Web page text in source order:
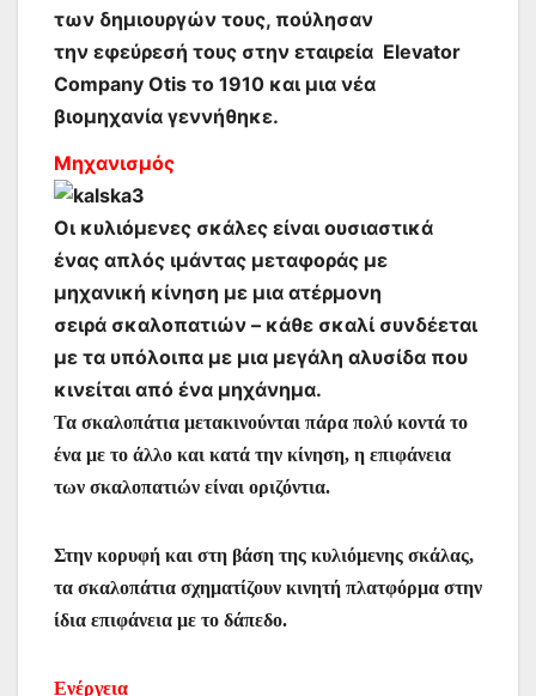
των δημιουργών τους, πούλησαν
την εφεύρεσή τους στην εταιρεία Elevator
Company Otis το 1910 και μια νέα
βιομηχανία γεννήθηκε.
Μηχανισμός
Οι κυλιόμενες σκάλες είναι ουσιαστικά
ένας απλός ιμάντας μεταφοράς με
μηχανική κίνηση με μια ατέρμονη
σειρά σκαλοπατιών – κάθε σκαλί συνδέεται
με τα υπόλοιπα με μια μεγάλη αλυσίδα που
κινείται από ένα μηχάνημα.
Τα σκαλοπάτια μετακινούνται πάρα πολύ κοντά το
ένα με το άλλο και κατά την κίνηση, η επιφάνεια
των σκαλοπατιών είναι οριζόντια.
Στην κορυφή και στη βάση της κυλιόμενης σκάλας,
τα σκαλοπάτια σχηματίζουν κινητή πλατφόρμα στην
ίδια επιφάνεια με το δάπεδο.
Ενέργεια